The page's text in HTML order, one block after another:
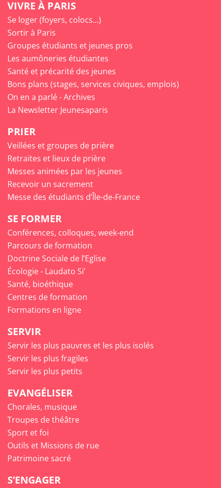
VIVRE À PARIS
Se loger (foyers, colocs...)
Sortir à Paris
Groupes étudiants et jeunes pros
Les aumôneries étudiantes
Santé et précarité des jeunes
Bons plans (stages, services civiques, emplois)
On en a parlé - Archives
La Newsletter Jeunesaparis
PRIER
Veillées et groupes de prière
Retraites et lieux de prière
Messes animées par les jeunes
Recevoir un sacrement
Messe des étudiants d’Île-de-France
SE FORMER
Conférences, colloques, week-end
Parcours de formation
Doctrine Sociale de l’Eglise
Écologie - Laudato Si’
Santé, bioéthique
Centres de formation
Formations en ligne
SERVIR
Servir les plus pauvres et les plus isolés
Servir les plus fragiles
Servir les plus petits
EVANGÉLISER
Chorales, musique
Troupes de théâtre
Sport et foi
Outils et Missions de rue
Patrimoine sacré
S’ENGAGER